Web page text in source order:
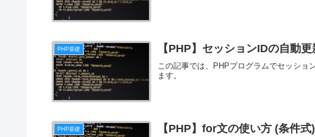
PHP基礎 【PHP】セッションIDの自動
この記事では、PHPプログラムでセッショ
ます。
PHP基礎 【PHP】for文の使い方 (条件式)